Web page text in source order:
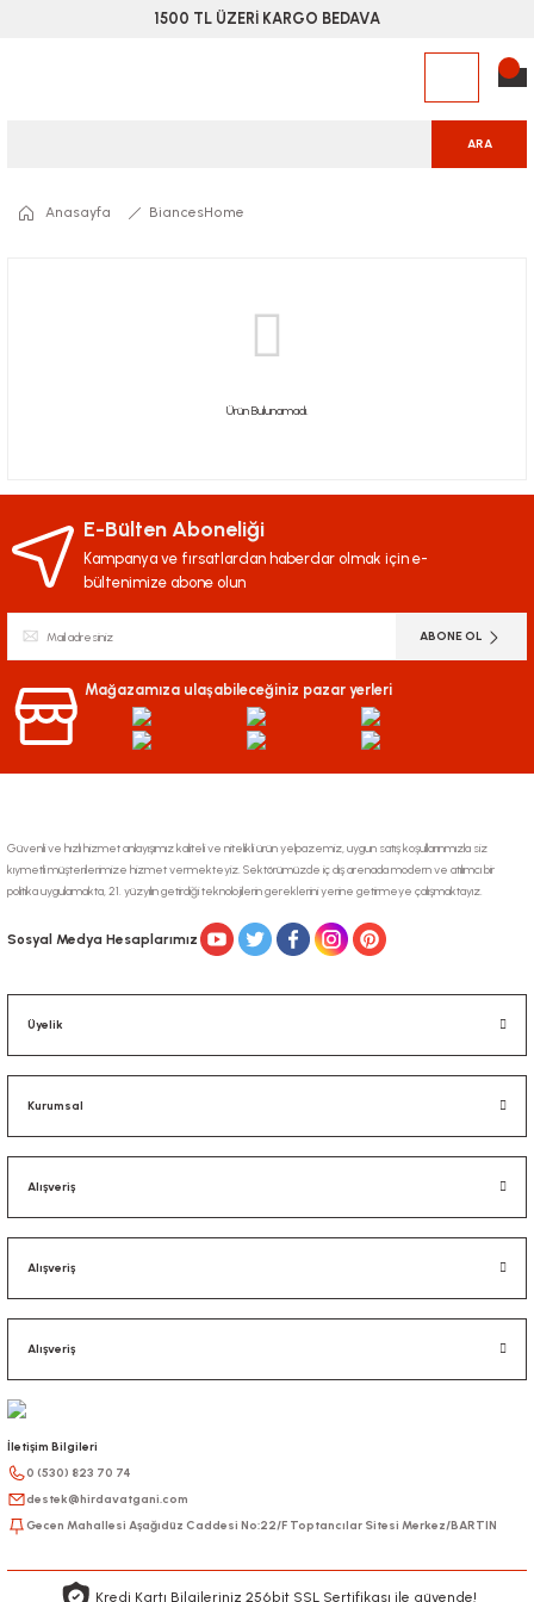
1500 TL ÜZERİ KARGO BEDAVA
ARA
Anasayfa BiancesHome
Ürün Bulunamadı.
E-Bülten Aboneliği
Kampanya ve fırsatlardan haberdar olmak için e-
bültenimize abone olun
ABONE OL
Mağazamıza ulaşabileceğiniz pazar yerleri
Güvenli ve hızlı hizmet anlayışımız kaliteli ve nitelikli ürün yelpazemiz, uygun satış koşullarınmızla siz
kıymetli müşterilerimize hizmet vermekteyiz. Sektörümüzde iç dış arenada modern ve atılımcı bir
politika uygulamakta, 21. yüzyılın getirdiği teknolojilerin gereklerini yerine getirmeye çalışmaktayız.
Sosyal Medya Hesaplarımız
Üyelik
Kurumsal
Alışveriş
Alışveriş
Alışveriş
İletişim Bilgileri
0 (530) 823 70 74
destek@hirdavatgani.com
Gecen Mahallesi Aşağıdüz Caddesi No:22/F Toptancılar Sitesi Merkez/BARTIN
Kredi Kartı Bilgileriniz 256bit SSL Sertifikası ile güvende!